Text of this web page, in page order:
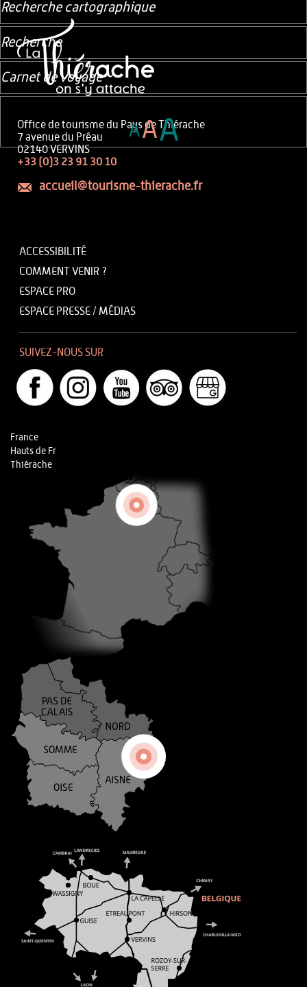
Office de tourisme du Pays de Thiérache
7 avenue du Préau
02140 VERVINS
+33 (0)3 23 91 30 10
accueil@tourisme-thierache.fr
ACCESSIBILITÉ
COMMENT VENIR ?
ESPACE PRO
ESPACE PRESSE / MÉDIAS
SUIVEZ-NOUS SUR
France
Hauts de Fr
Thiérache
Recherche cartographique
Recherche
Carnet de voyage
AAA